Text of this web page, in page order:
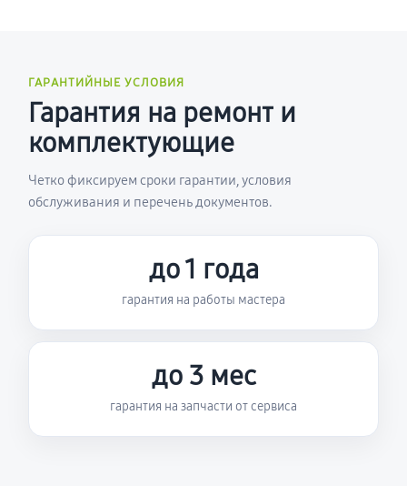
ГАРАНТИЙНЫЕ УСЛОВИЯ
Гарантия на ремонт и
комплектующие
Четко фиксируем сроки гарантии, условия
обслуживания и перечень документов.
до 1 года
гарантия на работы мастера
до 3 мес
гарантия на запчасти от сервиса